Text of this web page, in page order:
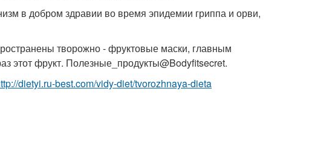
в добром здравии во время эпидемии гриппа и орви,
творожно - фруктовые маски, главным
этот фрукт. Полезные_продукты@Bodyfitsecret.
dietyi.ru-best.com/vidy-diet/tvorozhnaya-dieta